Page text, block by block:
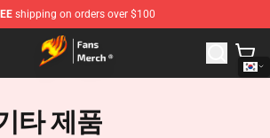
shipping on orders over $100
- Official Fairy Tail Merchandise Shop
타 제품